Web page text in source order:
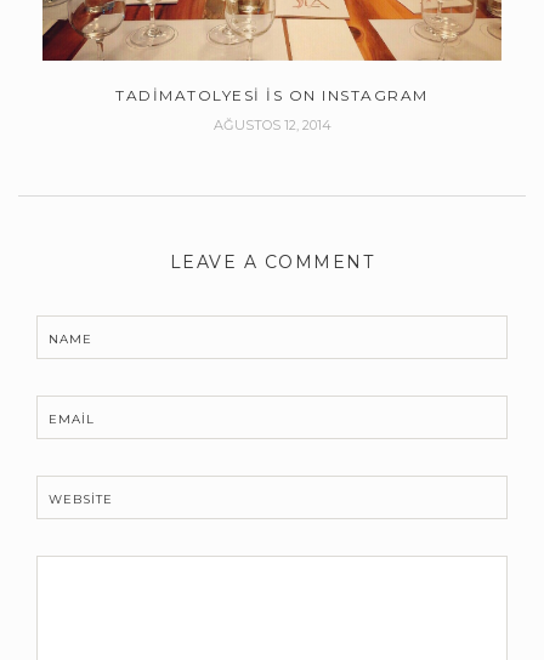
TADIMATOLYESI IS ON INSTAGRAM
AĞUSTOS 12, 2014
LEAVE A COMMENT
NAME
EMAIL
WEBSITE